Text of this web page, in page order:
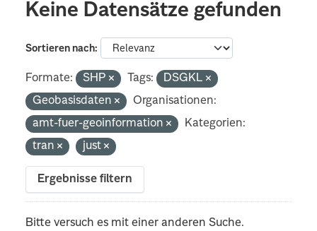
Keine Datensätze gefunden
Sortieren nach
Formate: SHP Tags:
DSGKL
Geobasisdaten
Organisationen:
amt-fuer-geoinformation
Kategorien:
tran
just
Ergebnisse filtern
Bitte versuch es mit einer anderen Suche.